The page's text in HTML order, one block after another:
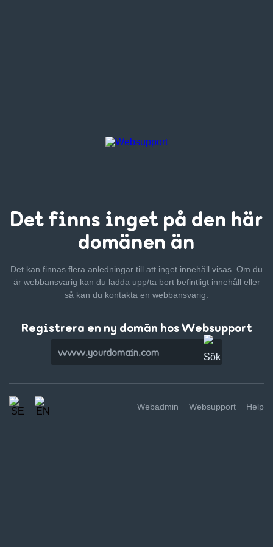
Det finns inget på den här
domänen än
Det kan finnas flera anledningar till att inget innehåll visas. Om du
är webbansvarig kan du ladda upp/ta bort befintligt innehåll eller
så kan du kontakta en webbansvarig.
Registrera en ny domän hos Websupport
Webadmin Websupport Help